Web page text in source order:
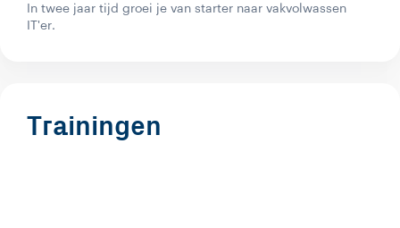
In twee jaar tijd groei je van starter naar vakvolwassen
IT'er.
Trainingen